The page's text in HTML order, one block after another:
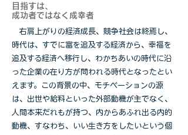
目指すは、
成功者ではなく成幸者
右肩上がりの経済成長、競争社会は終焉し、
時代は、すでに富を追及する経済から、幸福を
追及する経済へ移行し、わかちあいの時代に沿
った企業の在り方が問われる時代となったとい
えます。この背景の中、モチベーションの源
は、出世や給料といった外部動機が主でなく、
人間本来だれもが持つ、内からあふれ出る内的
動機、すなわち、いい生き方をしたいという個